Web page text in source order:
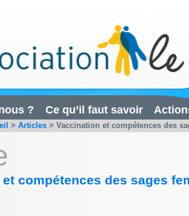
? Ce qu’il faut savoir
> Articles > Vaccination et compétences des
compétences des sages